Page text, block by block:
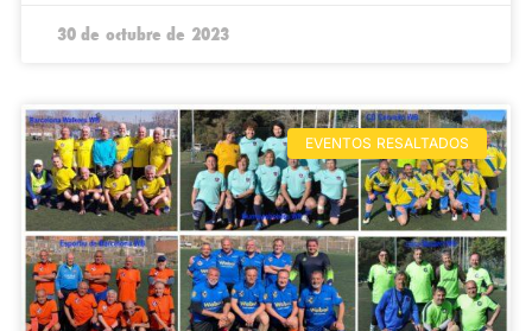
30 de octubre de 2023
EVENTOS RESALTADOS